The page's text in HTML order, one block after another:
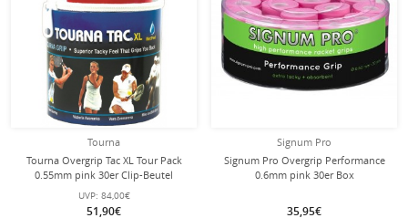
Tourna
Tourna Overgrip Tac XL Tour Pack
0.55mm pink 30er Clip-Beutel
UVP: 84,00€
51,90€
Signum Pro
Signum Pro Overgrip Performance
0.6mm pink 30er Box
35,95€